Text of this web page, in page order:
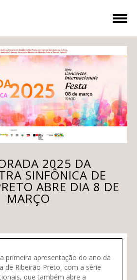
2025 DA
SINFÔNICA DE
ABRE DIA 8 DE
MARÇO
primeira apresentação do ano da
de Ribeirão Preto, com a série
que também abre a